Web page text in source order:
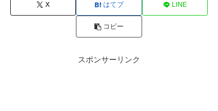
X はてブ LINE
コピー
スポンサーリンク